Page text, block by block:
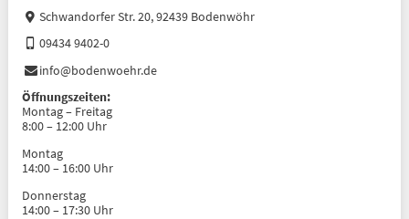
Schwandorfer Str. 20, 92439 Bodenwöhr
09434 9402-0
info@bodenwoehr.de
Öffnungszeiten:
Montag – Freitag
8:00 – 12:00 Uhr
Montag
14:00 – 16:00 Uhr
Donnerstag
14:00 – 17:30 Uhr